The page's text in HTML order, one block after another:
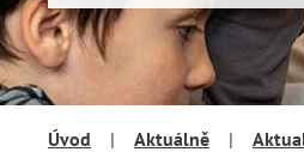
Úvod | Aktuálně |